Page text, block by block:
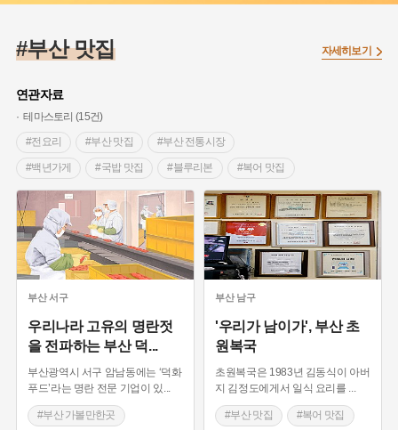
#인천 #외성 #낙성대
#황해도
#조선역사 #대한애국부인회
#왕건 #전라남도 지명유래 #목민관
#온라인 생활사박물관 #강동구 #제주도설화
#여성독립운동가 #조선시대 문신 #3.1운동 #애민
#김마리아 #여성 독립운동가 #28독립선언 #온달
#문화유산 #노원구 #마을 #전설 #박물관
#경기도설화 #강서구 #공예품 #원호원두표묘역 #용인
#지명유래 #대한민국임시정부
#용인의 전설 #끈기 #산성 #동화 #생활용품
#의병활동 #영산포 #부산
#남자현
#부산 맛집
연관자료
테마스토리 (15건)
#전요리
#부산 맛집 #부산 전통시장
#백년가게 #국밥 맛집 #블루리본 #복어 맛집
#장어 맛집 #냉면 맛집 #중식 맛집
#부산 가볼만한곳 #빵지순례 #대를 잇는 가게
#갈비 #오래된 상점 #1.4후퇴 #보양식 맛집
자세히보기
부산서구
우리나라 고유의 명란젓
을 전파하는 부산 덕...
부산광역시 서구 암남동에는 ‘덕화
푸드’라는 명란 전문 기업이 있
#부산 가볼만한곳
부산 남구
'우리가 남이가', 부산 초
원복국
초원복국은 1983년 김동식이 아버
지 김정도에게서 일식 요리를
#부산 맛집 #복어 맛집